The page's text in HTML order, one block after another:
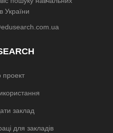
України
проект
заклад
для закладів